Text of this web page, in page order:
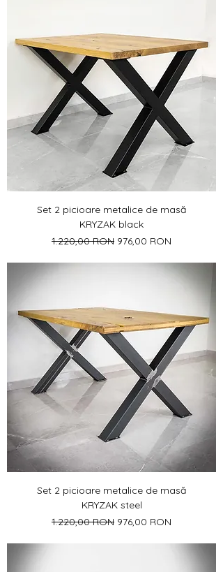
Set 2 picioare metalice de masă
KRYZAK black
Preț normal
1.220,00 RON Preț redus
976,00 RON
Set 2 picioare metalice de masă
KRYZAK steel
Preț normal
1.220,00 RON Preț redus
976,00 RON